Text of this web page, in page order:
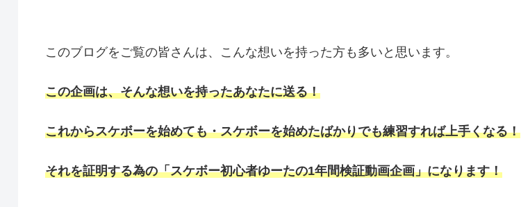
このブログをご覧の皆さんは、こんな想いを持った方も多いと思います。
この企画は、そんな想いを持ったあなたに送る！
これからスケボーを始めても・スケボーを始めたばかりでも練習すれば上手くなる！
それを証明する為の「スケボー初心者ゆーたの1年間検証動画企画」になります！